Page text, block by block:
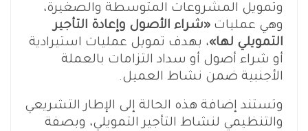
وتمويل المشروعات المتوسطة والصغيرة،
وهي عمليات «شراء الأصول وإعادة التأجير
التمويلي لها»، بهدف تمويل عمليات استيرادية
أو شراء أصول أو سداد التزامات بالعملة
الأجنبية ضمن نشاط العميل.
وتستند إضافة هذه الحالة إلى الإطار التشريعي
والتنظيمي لنشاط التأجير التمويلي، وبصفة